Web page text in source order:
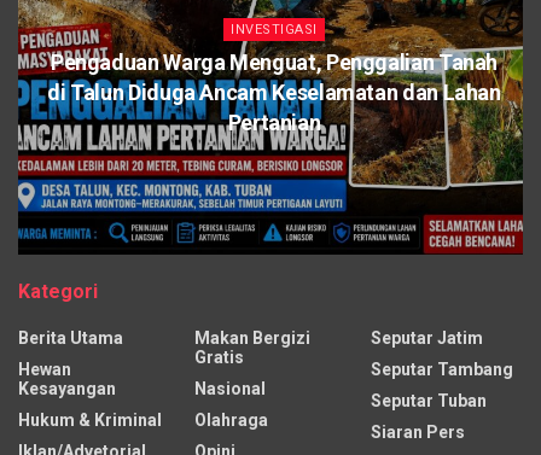
INVESTIGASI
Pengaduan Warga Menguat, Penggalian Tanah
di Talun Diduga Ancam Keselamatan dan Lahan
Pertanian
Kategori
Berita Utama
Hewan
Kesayangan
Hukum & Kriminal
Makan Bergizi
Gratis
Nasional
Olahraga
Seputar Jatim
Seputar Tambang
Seputar Tuban
Siaran Pers